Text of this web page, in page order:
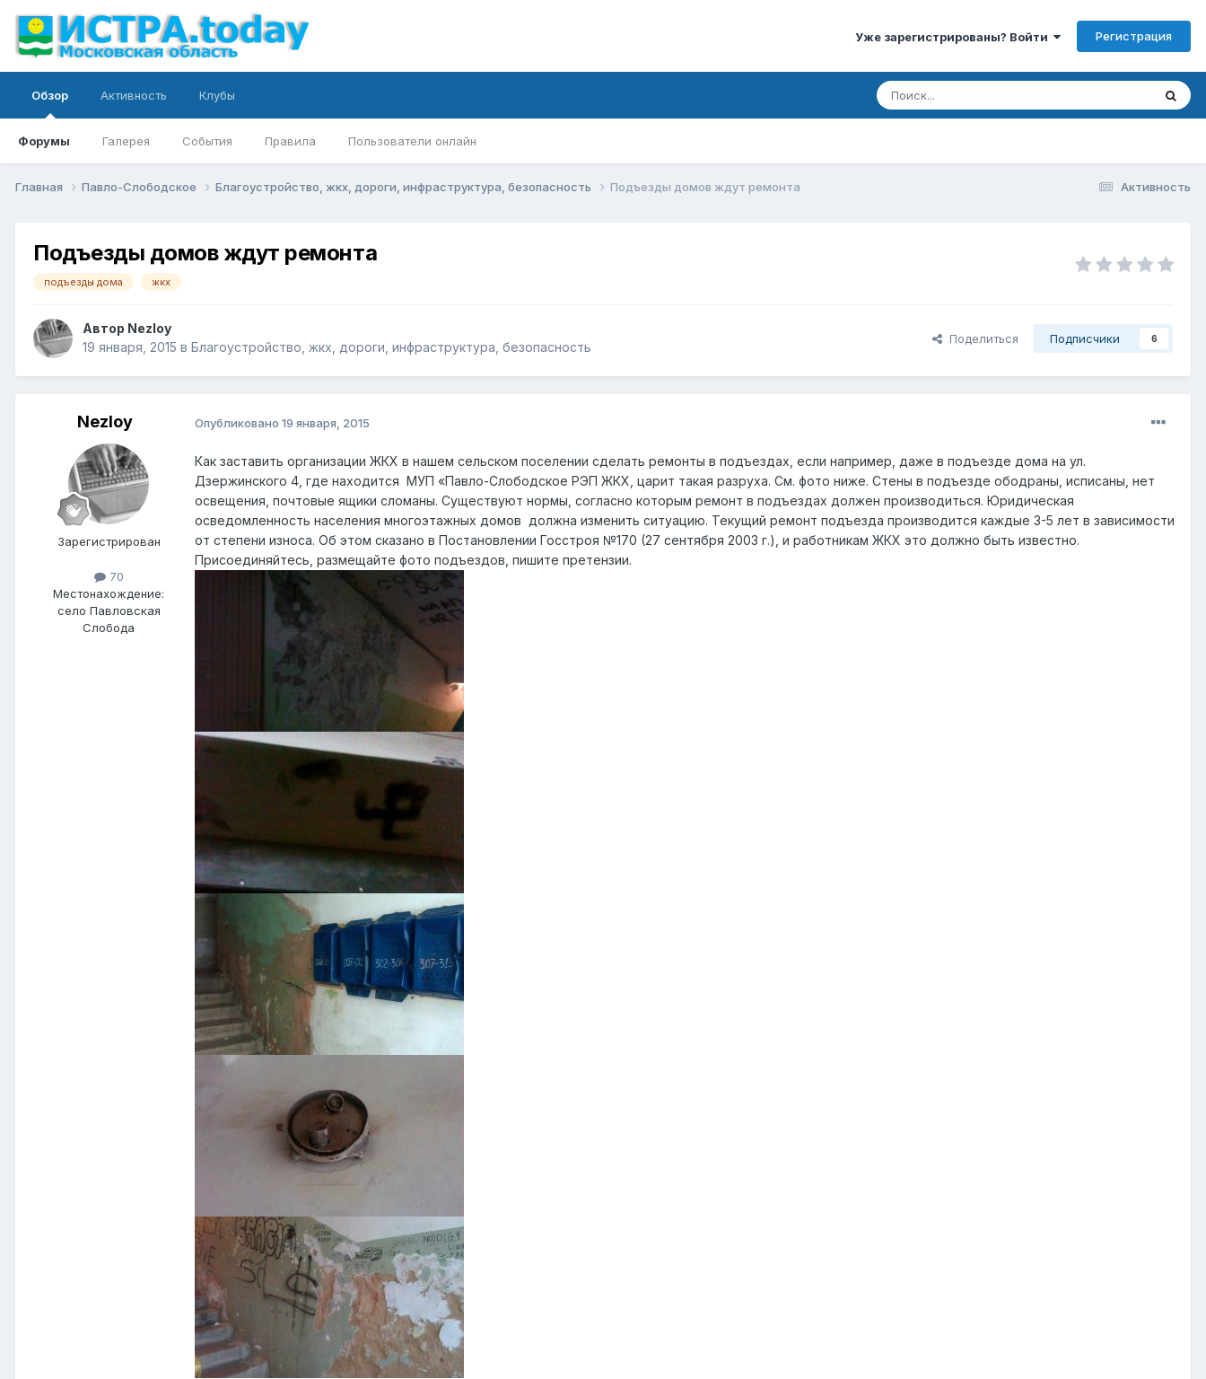
Уже зарегистрированы? Войти Регистрация
Обзор
Форумы Галерея События Правила Пользователи онлайн
Активность Клубы
Активность
Главная Павло-Слободское Благоустройство, жкх, дороги, инфраструктура, безопасность Подъезды домов ждут ремонта
Подъезды домов ждут ремонта
подъезды дома жкх
Автор Nezloy
19 января, 2015 в Благоустройство, жкх, дороги, инфраструктура, безопасность
Поделиться Подписчики 6
Nezloy
Зарегистрирован
70
Местонахождение:
село Павловская
Слобода
Опубликовано 19 января, 2015
Как заставить организации ЖКХ в нашем сельском поселении сделать ремонты в подъездах, если например, даже в подъезде дома на ул.
Дзержинского 4, где находится МУП «Павло-Слободское РЭП ЖКХ, царит такая разруха. См. фото ниже. Стены в подъезде ободраны, исписаны, нет
освещения, почтовые ящики сломаны. Существуют нормы, согласно которым ремонт в подъездах должен производиться. Юридическая
осведомленность населения многоэтажных домов должна изменить ситуацию. Текущий ремонт подъезда производится каждые 3-5 лет в зависимости
от степени износа. Об этом сказано в Постановлении Госстроя №170 (27 сентября 2003 г.), и работникам ЖКХ это должно быть известно.
Присоединяйтесь, размещайте фото подъездов, пишите претензии.